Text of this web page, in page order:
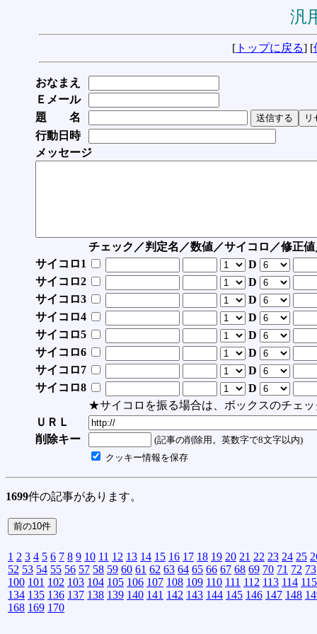
汎
[ トップに戻る] [
おなまえ
Ｅメール
題 名
行動日時
メッセージ
チェック／判定名／数値／サイコロ／修正
サイコロ1
D
サイコロ2
D
サイコロ3
D
サイコロ4
D
サイコロ5
D
サイコロ6
D
サイコロ7
D
サイコロ8
D
★サイコロを振る場合は、ボックスのチェッ
ＵＲＬ
削除キー
(記事の削除用。英数字で8文字以内)
クッキー情報を保存
1699件の記事があります。
1 2 3 4 5 6 7 8 9 10 11 12 13 14 15 16 17 18 19 20 21 22 23 24 25
52 53 54 55 56 57 58 59 60 61 62 63 64 65 66 67 68 69 70 71 72 73
100 101 102 103 104 105 106 107 108 109 110 111 112 113 114 115
134 135 136 137 138 139 140 141 142 143 144 145 146 147 148
168 169 170